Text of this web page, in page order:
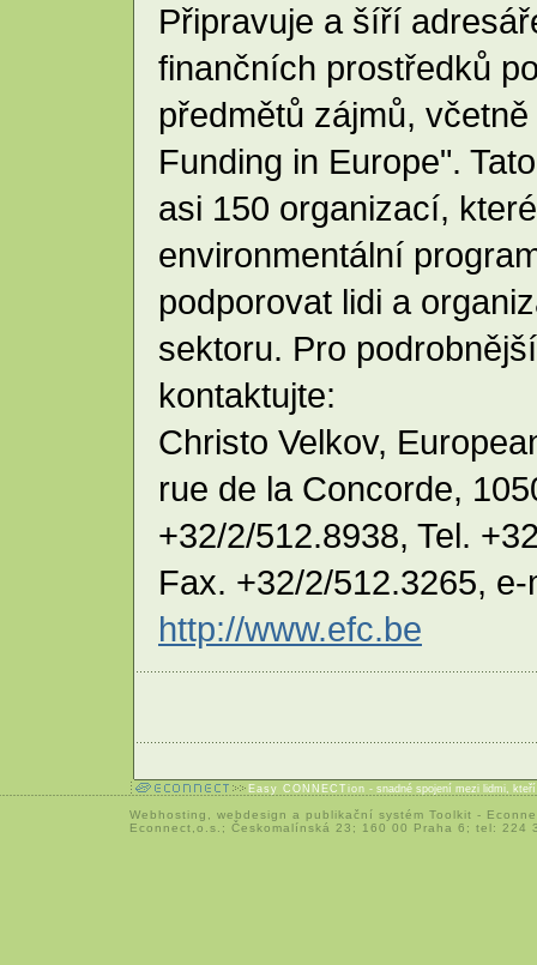
Připravuje a šíří
finančních prostředků
předmětů zájmů,
Funding in Europe".
asi 150 organizací,
environmentální
podporovat lidi a
sektoru. Pro
kontaktujte:
Christo Velkov,
rue de la Concorde,
+32/2/512.8938, Tel.
Fax. +32/2/512.3265,
http://www.efc.be
Easy CONNECTion - snadné spojení mezi lidmi,
Webhosting webdesign a publikační systém Toolkit -
Econnect,o.s.; Českomalínská 23; 160 00 Praha 6; tel: 224